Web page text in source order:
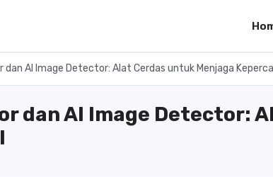
dan AI Image Detector: Alat Cerdas untuk Menjaga
dan AI Image Detector: